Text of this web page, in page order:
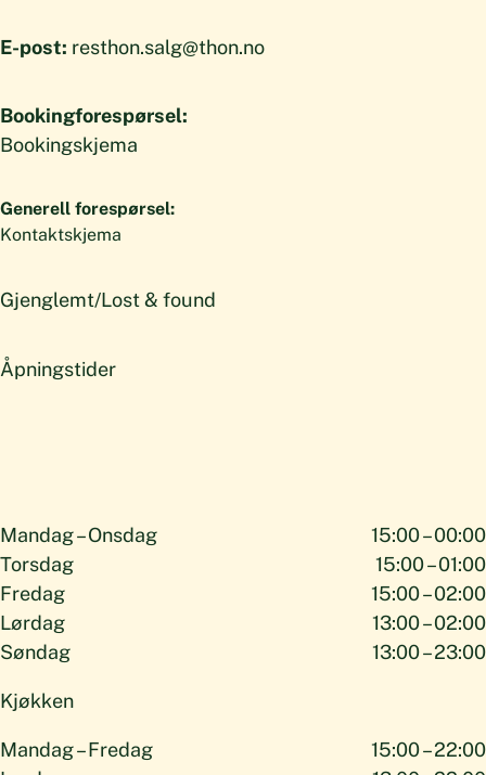
E-post: resthon.salg@thon.no
Bookingforespørsel:
Bookingskjema
Generell forespørsel:
Kontaktskjema
Gjenglemt/Lost & found
Åpningstider
Mandag – Onsdag
15:00 – 00:00
Torsdag
15:00 – 01:00
Fredag
15:00 – 02:00
Lørdag
13:00 – 02:00
Søndag
13:00 – 23:00
Kjøkken
Mandag – Fredag
15:00 – 22:00